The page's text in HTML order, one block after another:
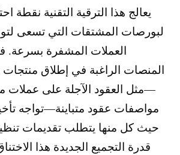
يعالج هذا الترقية التقنية نقطة
لبورصات المشتقات التي تسعى
العملات المشفرة بسرعة.
المنصات الراغبة في إطلاق
—مثل العقود الآجلة على عملات
مواصفات عقود متباينة—تواجه
حيث كل منها يتطلب تقديمات
قدرة التجميع الجديدة هذا